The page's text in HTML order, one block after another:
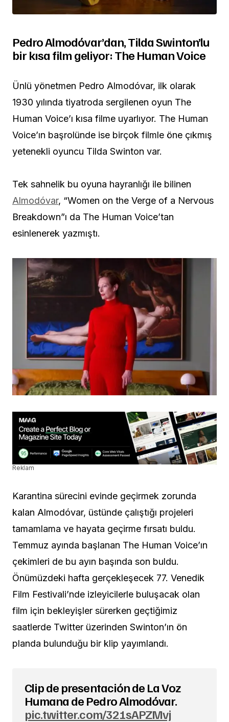
Pedro Almodóvar’dan, Tilda Swinton’lu
bir kısa film geliyor: The Human Voice
Ünlü yönetmen Pedro Almodóvar, ilk olarak
1930 yılında tiyatroda sergilenen oyun The
Human Voice’ı kısa filme uyarlıyor. The Human
Voice’ın başrolünde ise birçok filmle öne çıkmış
yetenekli oyuncu Tilda Swinton var.
Tek sahnelik bu oyuna hayranlığı ile bilinen
Almodóvar, “Women on the Verge of a Nervous
Breakdown”ı da The Human Voice’tan
esinlenerek yazmıştı.
Reklam
Karantina sürecini evinde geçirmek zorunda
kalan Almodóvar, üstünde çalıştığı projeleri
tamamlama ve hayata geçirme fırsatı buldu.
Temmuz ayında başlanan The Human Voice’ın
çekimleri de bu ayın başında son buldu.
Önümüzdeki hafta gerçekleşecek 77. Venedik
Film Festivali’nde izleyicilerle buluşacak olan
film için bekleyişler sürerken geçtiğimiz
saatlerde Twitter üzerinden Swinton’ın ön
planda bulunduğu bir klip yayımlandı.
Clip de presentación de La Voz
Humana de Pedro Almodóvar.
pic.twitter.com/321sAPZMvj